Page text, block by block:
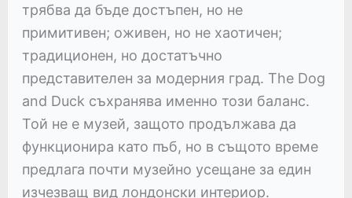
трябва да бъде достъпен, но не
примитивен; оживен, но не хаотичен;
традиционен, но достатъчно
представителен за модерния град. The Dog
and Duck съхранява именно този баланс.
Той не е музей, защото продължава да
функционира като пъб, но в същото време
предлага почти музейно усещане за един
изчезващ вид лондонски интериор.